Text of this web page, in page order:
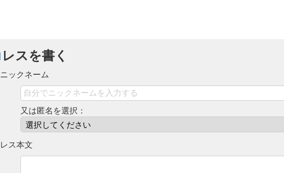
レスを書く
ニックネーム
又は匿名を選択：
レス本文